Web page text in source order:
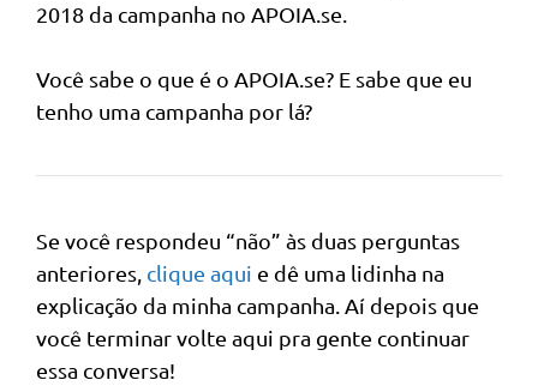
2018 da campanha no APOIA.se.
Você sabe o que é o APOIA.se? E sabe que eu
tenho uma campanha por lá?
Se você respondeu “não” às duas perguntas
anteriores, clique aqui e dê uma lidinha na
explicação da minha campanha. Aí depois que
você terminar volte aqui pra gente continuar
essa conversa!